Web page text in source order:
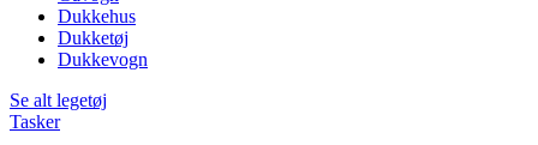
Dukkehus
Dukketøj
Dukkevogn
Se alt legetøj
Tasker